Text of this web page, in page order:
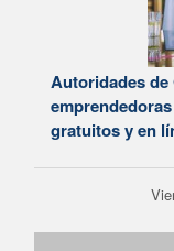
Autoridades de
gratuitos y en